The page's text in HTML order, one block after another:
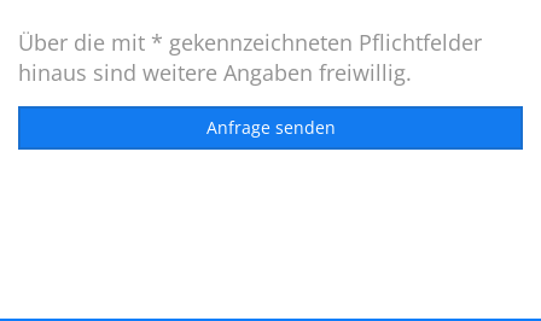
Über die mit * gekennzeichneten Pflichtfelder
hinaus sind weitere Angaben freiwillig.